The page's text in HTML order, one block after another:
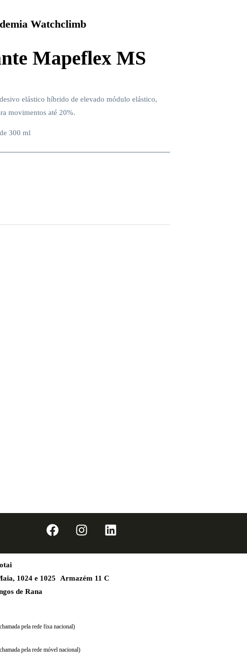
Watchclimb
Mapeflex MS
elástico híbrido de elevado módulo elástico,
movimentos até 20%.
300 ml
1024 e 1025 Armazém 11 C
de Rana
pela rede fixa nacional)
pela rede móvel nacional)